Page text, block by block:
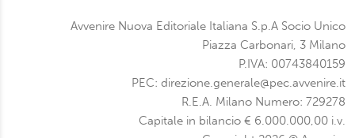
Avvenire Nuova Editoriale Italiana S.p.A Socio Unico
Piazza Carbonari, 3 Milano
P.IVA: 00743840159
PEC: direzione.generale@pec.avvenire.it
R.E.A. Milano Numero: 729278
Capitale in bilancio € 6.000.000,00 i.v.